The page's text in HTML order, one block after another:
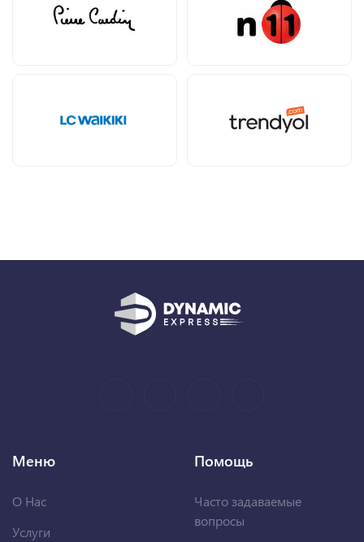
Меню
О Нас
Услуги
Помощь
Часто задаваемые
вопросы